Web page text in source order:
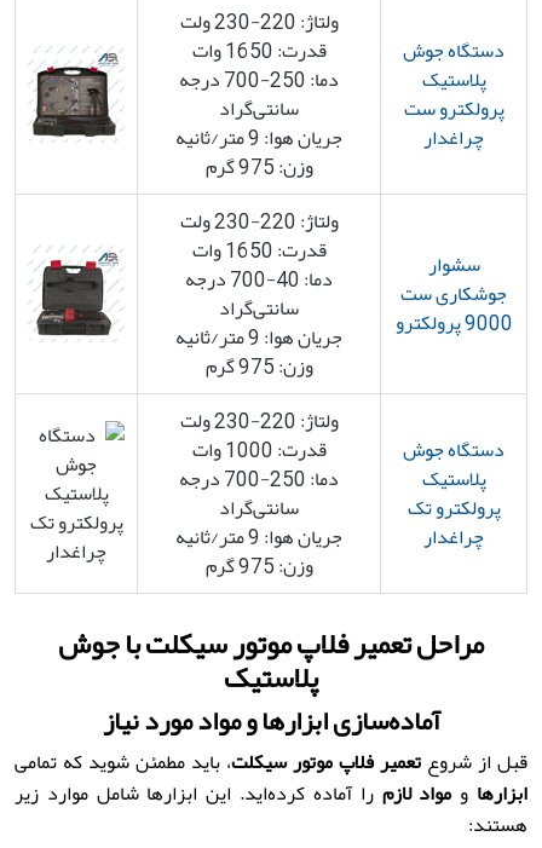
دستگاه جوش
پلاستیک
پرولکترو ست
چراغدار
ولتاژ: 220-230 ولت
قدرت: 1650 وات
دما: 250-700 درجه
سانتی‌گراد
جریان هوا: 9 متر/ثانیه
وزن: 975 گرم
سشوار
جوشکاری ست
9000 پرولکترو
ولتاژ: 220-230 ولت
قدرت: 1650 وات
دما: 40-700 درجه
سانتی‌گراد
جریان هوا: 9 متر/ثانیه
وزن: 975 گرم
دستگاه جوش
پلاستیک
پرولکترو تک
چراغدار
ولتاژ: 220-230 ولت
قدرت: 1000 وات
دما: 250-700 درجه
سانتی‌گراد
جریان هوا: 9 متر/ثانیه
وزن: 975 گرم
مراحل تعمیر فلاپ موتور سیکلت با جوش
پلاستیک
آماده‌سازی ابزارها و مواد مورد نیاز
قبل از شروعتعمیر فلاپ موتور سیکلت، باید مطمئن شوید که تمامی
ابزارها و مواد لازم را آماده کرده‌اید. این ابزارها شامل موارد زیر
هستند: